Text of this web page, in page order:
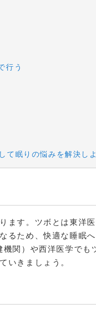
行う
て眠りの悩みを解決し
ます。ツボとは東洋
るため、快適な睡眠
関）や西洋医学でも
いきましょう。